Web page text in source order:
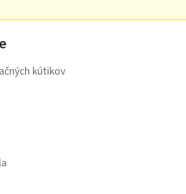
kútikov